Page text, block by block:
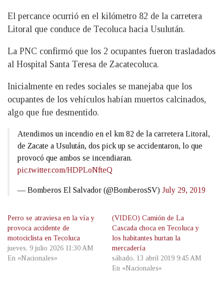
El percance ocurrió en el kilómetro 82 de la carretera
Litoral que conduce de Tecoluca hacia Usulután.
La PNC confirmó que los 2 ocupantes fueron trasladados
al Hospital Santa Teresa de Zacatecoluca.
Inicialmente en redes sociales se manejaba que los
ocupantes de los vehículos habían muertos calcinados,
algo que fue desmentido.
Atendimos un incendio en el km 82 de la carretera Litoral,
de Zacate a Usulután, dos pick up se accidentaron, lo que
provocó que ambos se incendiaran.
pic.twitter.com/HDPLoNfteQ
— Bomberos El Salvador (@BomberosSV) July 29, 2019
Perro se atraviesa en la vía y
provoca accidente de
motociclista en Tecoluca
jueves, 9 julio 2026 11:30 AM
En «Nacionales»
(VIDEO) Camión de La
Cascada choca en Tecoluca y
los habitantes hurtan la
mercadería
sábado, 13 abril 2019 9:45 AM
En «Nacionales»